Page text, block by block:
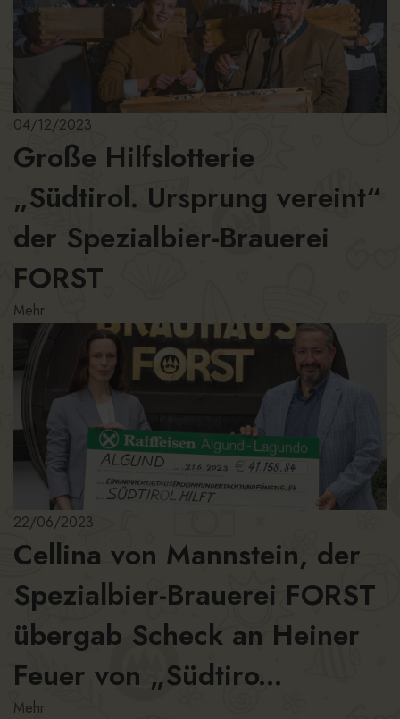
04/12/2023
Große Hilfslotterie
„Südtirol. Ursprung vereint“
der Spezialbier-Brauerei
FORST
Mehr
22/06/2023
Cellina von Mannstein, der
Spezialbier-Brauerei FORST
übergab Scheck an Heiner
Feuer von „Südtiro...
Mehr